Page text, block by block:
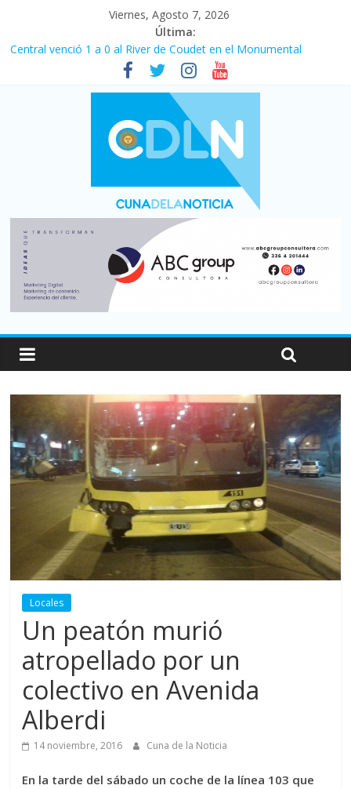
Viernes, Agosto 7, 2026
Última:
Central venció 1 a 0 al River de Coudet en el Monumental
La morosidad alcanzó su nivel más alto en dos décadas y ya
afecta a 400 mil deudores en Santa Fe
Desde que asumió Milei cerraron 41.000 kioscos: el sector
denuncia crisis como en 2001
Vacaciones de invierno con más movimiento y consumo
turístico: 4,6 millones de personas viajaron por el país, un 5,9%
Fuerte caída de la venta de autos usados en julio: bajó un 12,6%
Locales
Un peatón murió
atropellado por un
colectivo en Avenida
Alberdi
14 noviembre, 2016 Cuna de la Noticia
En la tarde del sábado un coche de la línea 103 que